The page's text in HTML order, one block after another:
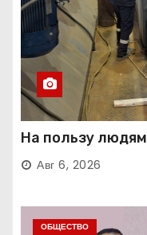
На пользу людям
Авг 6, 2026
ОБЩЕСТВО